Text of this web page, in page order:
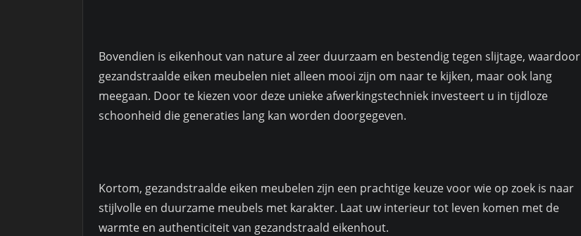
Bovendien is eikenhout van nature al zeer duurzaam en bestendig tegen slijtage, waardoor
gezandstraalde eiken meubelen niet alleen mooi zijn om naar te kijken, maar ook lang
meegaan. Door te kiezen voor deze unieke afwerkingstechniek investeert u in tijdloze
schoonheid die generaties lang kan worden doorgegeven.
Kortom, gezandstraalde eiken meubelen zijn een prachtige keuze voor wie op zoek is naar
stijlvolle en duurzame meubels met karakter. Laat uw interieur tot leven komen met de
warmte en authenticiteit van gezandstraald eikenhout.